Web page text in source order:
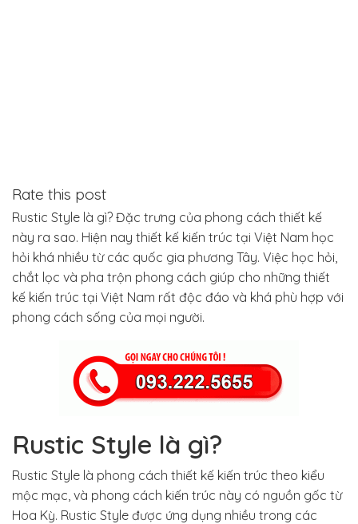
Rate this post
Rustic Style là gì? Đặc trưng của phong cách thiết kế
này ra sao. Hiện nay thiết kế kiến trúc tại Việt Nam học
hỏi khá nhiều từ các quốc gia phương Tây. Việc học hỏi,
chắt lọc và pha trộn phong cách giúp cho những thiết
kế kiến trúc tại Việt Nam rất độc đáo và khá phù hợp với
phong cách sống của mọi người.
Rustic Style là gì?
Rustic Style là phong cách thiết kế kiến trúc theo kiểu
mộc mạc, và phong cách kiến trúc này có nguồn gốc từ
Hoa Kỳ. Rustic Style được ứng dụng nhiều trong các